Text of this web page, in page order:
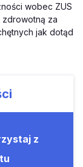
wobec ZUS
zdrowotną za
jak dotąd
z